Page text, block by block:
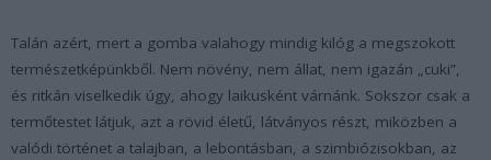
Talán azért, mert a gomba valahogy mindig kilóg a megszokott
természetképünkből. Nem növény, nem állat, nem igazán „cuki”,
és ritkán viselkedik úgy, ahogy laikusként várnánk. Sokszor csak a
termőtestet látjuk, azt a rövid életű, látványos részt, miközben a
valódi történet a talajban, a lebontásban, a szimbiózisokban, az